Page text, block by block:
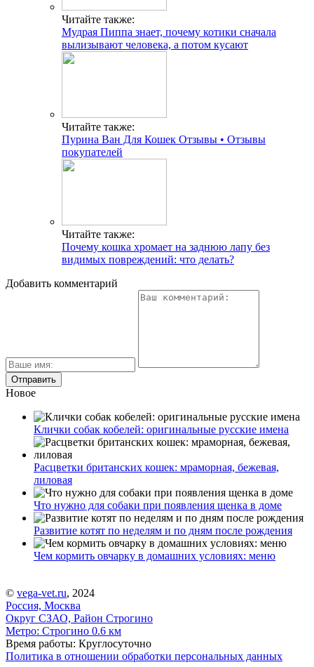
Читайте также:
Мудрая Пиппа знает, почему котики сначала
вылизывают человека, а потом кусают
Читайте также:
Пурина Ван Для Кошек Отзывы • Отзывы
покупателей
Читайте также:
Почему кошка хромает на заднюю лапу без
видимых повреждений: что делать?
Добавить комментарий
Новое
Клички собак кобелей: оригинальные русские имена
Расцветки британских кошек: мраморная, бежевая,
лиловая
Что нужно для собаки при появления щенка в доме
Развитие котят по неделям и по дням после рождения
Чем кормить овчарку в домашних условиях: меню
© vega-vet.ru, 2024
Россия, Москва
Округ СЗАО, Район Строгино
Метро: Строгино 0.6 км
Время работы: Круглосуточно
Политика в отношении обработки персональных данных